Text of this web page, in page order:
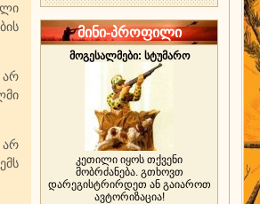
არ
არ
მინი-პროფილი
მოგესალმები: სტუმარო
კეთილი იყოს თქვენი
მობრძანება. გთხოვთ
დარეგისტრირდეთ ან გაიაროთ
ავტორიზაცია!